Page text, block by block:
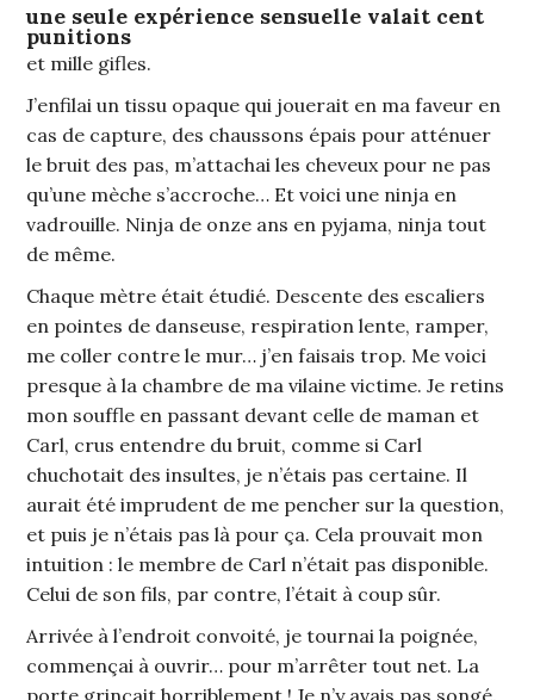
une seule expérience sensuelle valait cent
punitions
et mille gifles.
J’enfilai un tissu opaque qui jouerait en ma faveur en
cas de capture, des chaussons épais pour atténuer
le bruit des pas, m’attachai les cheveux pour ne pas
qu’une mèche s’accroche… Et voici une ninja en
vadrouille. Ninja de onze ans en pyjama, ninja tout
de même.
Chaque mètre était étudié. Descente des escaliers
en pointes de danseuse, respiration lente, ramper,
me coller contre le mur… j’en faisais trop. Me voici
presque à la chambre de ma vilaine victime. Je retins
mon souffle en passant devant celle de maman et
Carl, crus entendre du bruit, comme si Carl
chuchotait des insultes, je n’étais pas certaine. Il
aurait été imprudent de me pencher sur la question,
et puis je n’étais pas là pour ça. Cela prouvait mon
intuition : le membre de Carl n’était pas disponible.
Celui de son fils, par contre, l’était à coup sûr.
Arrivée à l’endroit convoité, je tournai la poignée,
commençai à ouvrir… pour m’arrêter tout net. La
porte grinçait horriblement ! Je n’y avais pas songé.